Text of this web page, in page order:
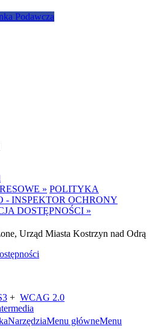
Podawcza
» POLITYKA
- INSPEKTOR OCHRONY
DOSTĘPNOŚCI »
Urząd Miasta Kostrzyn nad Odrą
+ WCAG 2.0
NarzędziaMenu główneMenu